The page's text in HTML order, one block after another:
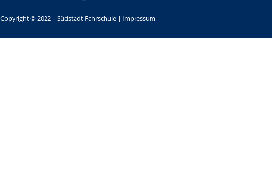
Copyright © 2022 | Südstadt Fahrschule | Impressum